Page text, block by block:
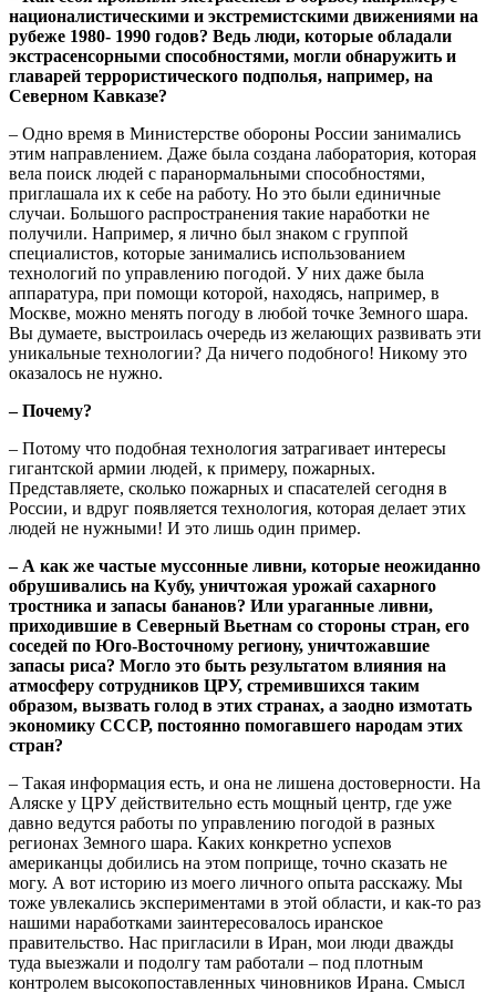
националистическими и экстремистскими движениями на
рубеже 1980- 1990 годов? Ведь люди, которые обладали
экстрасенсорными способностями, могли обнаружить и
главарей террористического подполья, например, на
Северном Кавказе?
– Одно время в Министерстве обороны России занимались
этим направлением. Даже была создана лаборатория, которая
вела поиск людей с паранормальными способностями,
приглашала их к себе на работу. Но это были единичные
случаи. Большого распространения такие наработки не
получили. Например, я лично был знаком с группой
специалистов, которые занимались использованием
технологий по управлению погодой. У них даже была
аппаратура, при помощи которой, находясь, например, в
Москве, можно менять погоду в любой точке Земного шара.
Вы думаете, выстроилась очередь из желающих развивать эти
уникальные технологии? Да ничего подобного! Никому это
оказалось не нужно.
– Почему?
– Потому что подобная технология затрагивает интересы
гигантской армии людей, к примеру, пожарных.
Представляете, сколько пожарных и спасателей сегодня в
России, и вдруг появляется технология, которая делает этих
людей не нужными! И это лишь один пример.
– А как же частые муссонные ливни, которые неожиданно
обрушивались на Кубу, уничтожая урожай сахарного
тростника и запасы бананов? Или ураганные ливни,
приходившие в Северный Вьетнам со стороны стран, его
соседей по Юго-Восточному региону, уничтожавшие
запасы риса? Могло это быть результатом влияния на
атмосферу сотрудников ЦРУ, стремившихся таким
образом, вызвать голод в этих странах, а заодно измотать
экономику СССР, постоянно помогавшего народам этих
стран?
– Такая информация есть, и она не лишена достоверности. На
Аляске у ЦРУ действительно есть мощный центр, где уже
давно ведутся работы по управлению погодой в разных
регионах Земного шара. Каких конкретно успехов
американцы добились на этом поприще, точно сказать не
могу. А вот историю из моего личного опыта расскажу. Мы
тоже увлекались экспериментами в этой области, и как-то раз
нашими наработками заинтересовалось иранское
правительство. Нас пригласили в Иран, мои люди дважды
туда выезжали и подолгу там работали – под плотным
контролем высокопоставленных чиновников Ирана. Смысл